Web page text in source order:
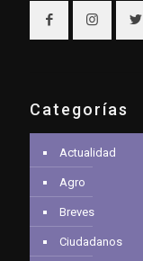
Categorías
Actualidad
Agro
Breves
Ciudadanos